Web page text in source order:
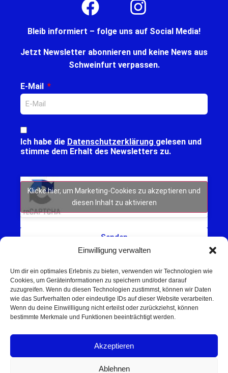
Einwilligung verwalten
Um dir ein optimales Erlebnis zu bieten, verwenden wir Technologien wie
Cookies, um Geräteinformationen zu speichern und/oder darauf
zuzugreifen. Wenn du diesen Technologien zustimmst, können wir Daten
wie das Surfverhalten oder eindeutige IDs auf dieser Website verarbeiten.
Wenn du deine Einwillligung nicht erteilst oder zurückziehst, können
bestimmte Merkmale und Funktionen beeinträchtigt werden.
Akzeptieren
Ablehnen
Schweinfurt NEWS – Aktuelle Nachrichten,
Umgebung.
Bleib informiert – folge uns auf Social Media!
Jetzt Newsletter abonnieren und keine News aus
Schweinfurt verpassen.
E-Mail
Ich habe die Datenschutzerklärung gelesen und
stimme dem Erhalt des Newsletters zu.
Klicke hier, um Marketing-Cookies zu akzeptieren und
diesen Inhalt zu aktivieren
Senden